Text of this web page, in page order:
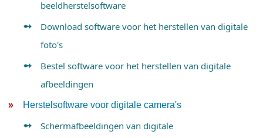
beeldherstelsoftware
Download software voor het herstellen van digitale
foto's
Bestel software voor het herstellen van digitale
afbeeldingen
Herstelsoftware voor digitale camera's
Schermafbeeldingen van digitale